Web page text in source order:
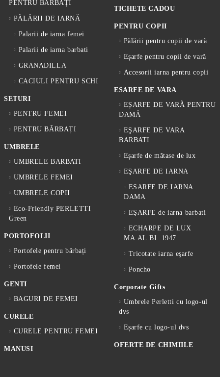
PENTRU BĂRBAȚI
PĂLĂRII DE IARNĂ
Palarii de iarna femei
Palarii de iarna barbati
GRANADILLA
CACIULI PENTRU SCHI
SETURI
PENTRU FEMEI
PENTRU BĂRBAȚI
UMBRELE
UMBRELE BARBATI
UMBRELE FEMEI
UMBRELE COPII
Eco-Friendly PERLETTI
Green
PORTOFOLII
Portofele pentru bărbați
Portofele femei
GENTI
BAGURI DE FEMEI
CURELE
CURELE PENTRU FEMEI
MANUSI
TICHETE CADOU
PENTRU COPII
Pălării pentru copii de vară
Eșarfe pentru copii de vară
Accesorii iarna pentru copii
ESARFE DE VARA
EȘARFE DE VARĂ PENTRU
DAMĂ
EŞARFE DE VARA
BARBATI
Eșarfe de mătase de lux
EŞARFE DE IARNA
ESARFE DE IARNA
DAMA
EŞARFE de iarna barbati
ECHARPE DE LUX
MA.AL.BI. 1947
Tricotate iarna eşarfe
Poncho
Corporate Gifts
Umbrele Perletti cu logo-ul
dvs
Eșarfe cu logo-ul dvs
OFERTE DE CHIMIILE